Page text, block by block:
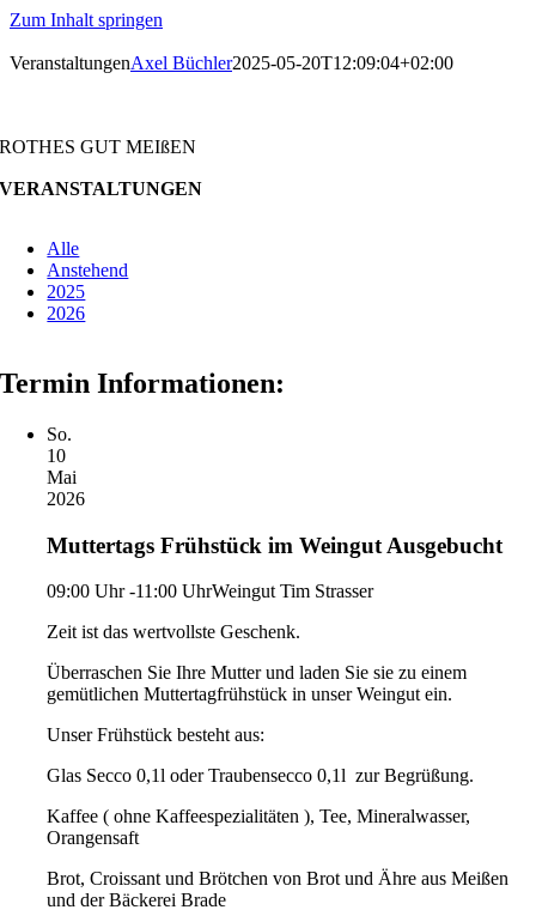
Zum Inhalt springen
VeranstaltungenAxel Büchler2025-05-20T12:09:04+02:00
ROTHES GUT MEIßEN
VERANSTALTUNGEN
Alle
Anstehend
2025
2026
Termin Informationen:
So.
10
Mai
2026
Muttertags Frühstück im Weingut Ausgebucht
09:00 Uhr -11:00 UhrWeingut Tim Strasser
Zeit ist das wertvollste Geschenk.
Überraschen Sie Ihre Mutter und laden Sie sie zu einem
gemütlichen Muttertagfrühstück in unser Weingut ein.
Unser Frühstück besteht aus:
Glas Secco 0,1l oder Traubensecco 0,1l zur Begrüßung.
Kaffee ( ohne Kaffeespezialitäten ), Tee, Mineralwasser,
Orangensaft
Brot, Croissant und Brötchen von Brot und Ähre aus Meißen
und der Bäckerei Brade